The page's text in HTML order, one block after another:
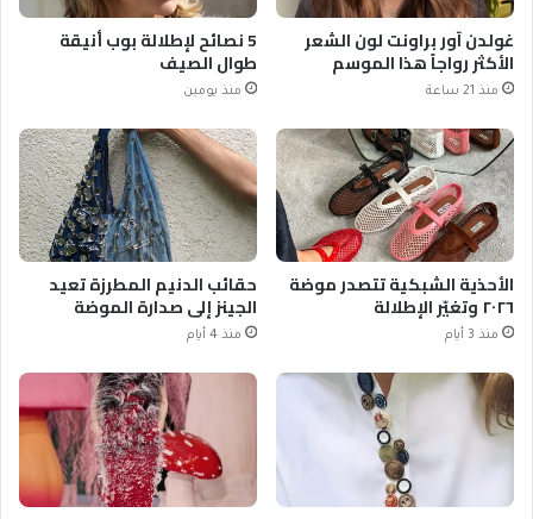
غولدن آور براونت لون الشعر
الأكثر رواجاً هذا الموسم
منذ 21 ساعة
5 نصائح لإطلالة بوب أنيقة
طوال الصيف
منذ يومين
الأحذية الشبكية تتصدر موضة
٢٠٢٦ وتغيّر الإطلالة
منذ 3 أيام
حقائب الدنيم المطرزة تعيد
الجينز إلى صدارة الموضة
منذ 4 أيام